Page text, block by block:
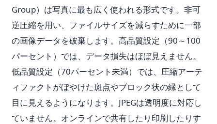
Group）は写真に最も広く使われる形式です。非可
逆圧縮を用い、ファイルサイズを減らすために一部
の画像データを破棄します。高品質設定（90～100
パーセント）では、データ損失はほぼ見えません。
低品質設定（70パーセント未満）では、圧縮アーテ
ィファクトがぼやけた斑点やブロック状の縁として
目に見えるようになります。JPEGは透明度に対応し
ていません。オンラインで共有したり印刷したりす